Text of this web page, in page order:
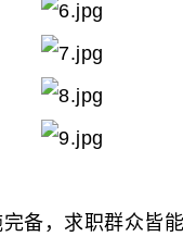
，求职群众皆能